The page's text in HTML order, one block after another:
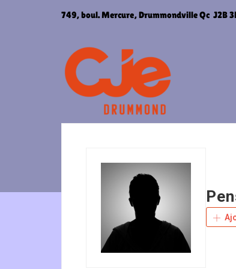
749, boul. Mercure, Drummondville Qc J2B